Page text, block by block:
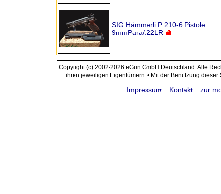
SIG Hämmerli P 210-6 Pistole
9mmPara/.22LR
Copyright (c) 2002-2026 eGun GmbH Deutschland. Alle
ihren jeweiligen Eigentümern. • Mit der Benutzung
Impressum Kontakt zur